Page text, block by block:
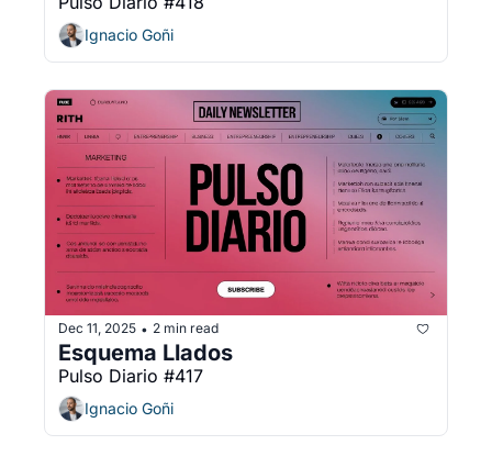
Ignacio Goñi
Dec 11, 2025 • 2 min read
Esquema Llados
Pulso Diario #417
Ignacio Goñi